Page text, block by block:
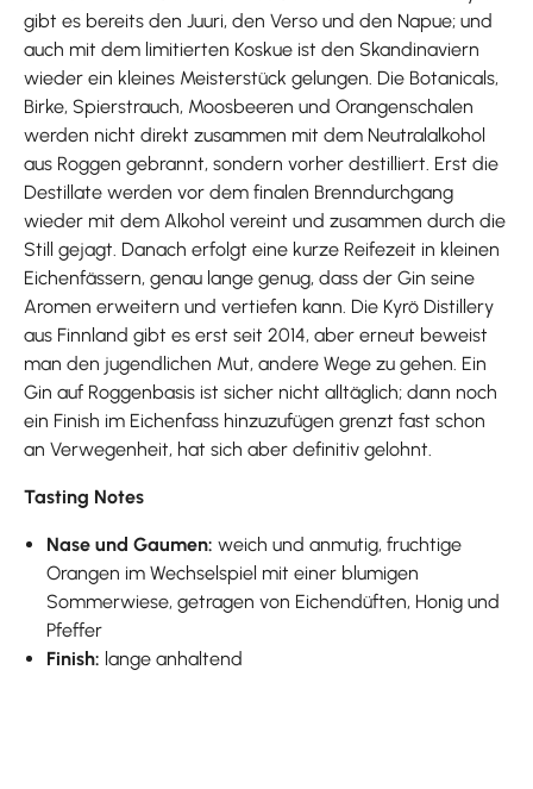
gibt es bereits den Juuri, den Verso und den Napue; und
auch mit dem limitierten Koskue ist den Skandinaviern
wieder ein kleines Meisterstück gelungen. Die Botanicals,
Birke, Spierstrauch, Moosbeeren und Orangenschalen
werden nicht direkt zusammen mit dem Neutralalkohol
aus Roggen gebrannt, sondern vorher destilliert. Erst die
Destillate werden vor dem finalen Brenndurchgang
wieder mit dem Alkohol vereint und zusammen durch die
Still gejagt. Danach erfolgt eine kurze Reifezeit in kleinen
Eichenfässern, genau lange genug, dass der Gin seine
Aromen erweitern und vertiefen kann. Die Kyrö Distillery
aus Finnland gibt es erst seit 2014, aber erneut beweist
man den jugendlichen Mut, andere Wege zu gehen. Ein
Gin auf Roggenbasis ist sicher nicht alltäglich; dann noch
ein Finish im Eichenfass hinzuzufügen grenzt fast schon
an Verwegenheit, hat sich aber definitiv gelohnt.
Tasting Notes
Nase und Gaumen: weich und anmutig, fruchtige
Orangen im Wechselspiel mit einer blumigen
Sommerwiese, getragen von Eichendüften, Honig und
Pfeffer
Finish: lange anhaltend